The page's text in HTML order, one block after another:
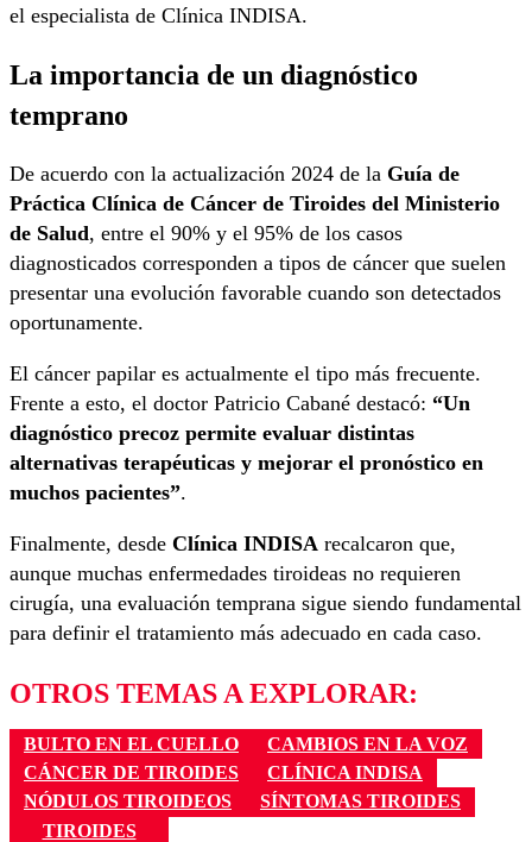
el especialista de Clínica INDISA.
La importancia de un diagnóstico
temprano
De acuerdo con la actualización 2024 de la Guía de
Práctica Clínica de Cáncer de Tiroides del Ministerio
de Salud, entre el 90% y el 95% de los casos
diagnosticados corresponden a tipos de cáncer que suelen
presentar una evolución favorable cuando son detectados
oportunamente.
El cáncer papilar es actualmente el tipo más frecuente.
Frente a esto, el doctor Patricio Cabané destacó: “Un
diagnóstico precoz permite evaluar distintas
alternativas terapéuticas y mejorar el pronóstico en
muchos pacientes”.
Finalmente, desde Clínica INDISA recalcaron que,
aunque muchas enfermedades tiroideas no requieren
cirugía, una evaluación temprana sigue siendo fundamental
para definir el tratamiento más adecuado en cada caso.
OTROS TEMAS A EXPLORAR:
BULTO EN EL CUELLO
CAMBIOS EN LA VOZ
CÁNCER DE TIROIDES
CLÍNICA INDISA
NÓDULOS TIROIDEOS
SÍNTOMAS TIROIDES
TIROIDES